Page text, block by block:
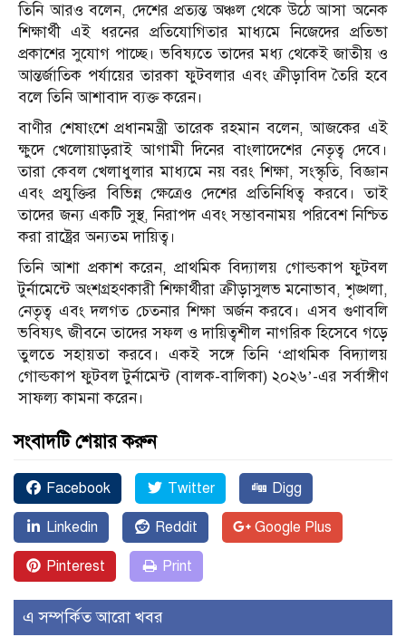
তিনি আরও বলেন, দেশের প্রত্যন্ত অঞ্চল থেকে উঠে আসা অনেক
শিক্ষার্থী এই ধরনের প্রতিযোগিতার মাধ্যমে নিজেদের প্রতিভা
প্রকাশের সুযোগ পাচ্ছে। ভবিষ্যতে তাদের মধ্য থেকেই জাতীয় ও
আন্তর্জাতিক পর্যায়ের তারকা ফুটবলার এবং ক্রীড়াবিদ তৈরি হবে
বলে তিনি আশাবাদ ব্যক্ত করেন।
বাণীর শেষাংশে প্রধানমন্ত্রী তারেক রহমান বলেন, আজকের এই
ক্ষুদে খেলোয়াড়রাই আগামী দিনের বাংলাদেশের নেতৃত্ব দেবে।
তারা কেবল খেলাধুলার মাধ্যমে নয় বরং শিক্ষা, সংস্কৃতি, বিজ্ঞান
এবং প্রযুক্তির বিভিন্ন ক্ষেত্রেও দেশের প্রতিনিধিত্ব করবে। তাই
তাদের জন্য একটি সুস্থ, নিরাপদ এবং সম্ভাবনাময় পরিবেশ নিশ্চিত
করা রাষ্ট্রের অন্যতম দায়িত্ব।
তিনি আশা প্রকাশ করেন, প্রাথমিক বিদ্যালয় গোল্ডকাপ ফুটবল
টুর্নামেন্টে অংশগ্রহণকারী শিক্ষার্থীরা ক্রীড়াসুলভ মনোভাব, শৃঙ্খলা,
নেতৃত্ব এবং দলগত চেতনার শিক্ষা অর্জন করবে। এসব গুণাবলি
ভবিষ্যৎ জীবনে তাদের সফল ও দায়িত্বশীল নাগরিক হিসেবে গড়ে
তুলতে সহায়তা করবে। একই সঙ্গে তিনি ‘প্রাথমিক বিদ্যালয়
গোল্ডকাপ ফুটবল টুর্নামেন্ট (বালক-বালিকা) ২০২৬’-এর সর্বাঙ্গীণ
সাফল্য কামনা করেন।
সংবাদটি শেয়ার করুন
Facebook Twitter Digg
Linkedin Reddit Google Plus
Pinterest Print
এ সম্পর্কিত আরো খবর